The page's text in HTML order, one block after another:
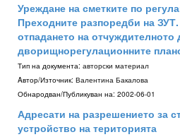
Уреждане на сметките по
Преходните разпоредби на
отпадането на отчуждителното
дворищнорегулационните
Тип на документа: авторски материал
Aвтор/Източник: Валентина Бакалова
Обнародван/Публикуван на: 2002-06-01
Адресати на разрешението за
устройство на територията